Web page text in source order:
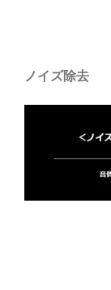
ノイズ除去